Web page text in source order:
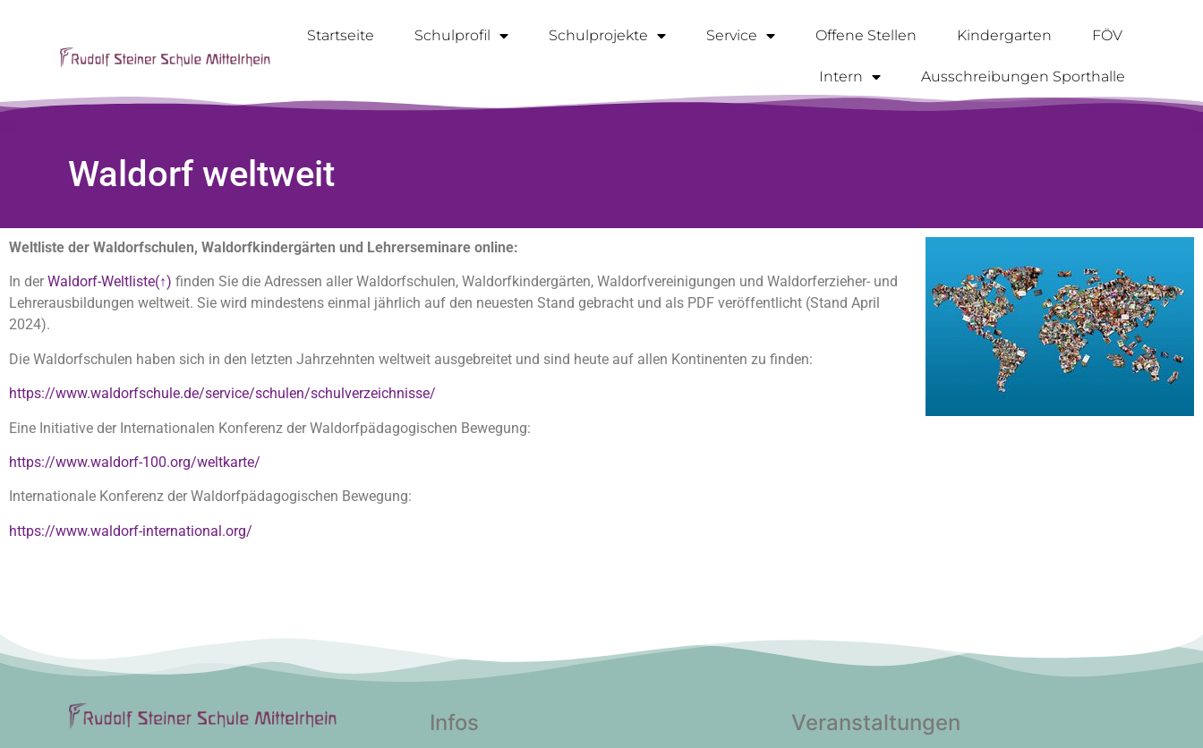
Startseite Schulprofil Schulprojekte Service Offene Stellen Kindergarten FÖV
Intern Ausschreibungen Sporthalle
Waldorf weltweit
Weltliste der Waldorfschulen, Waldorfkindergärten und Lehrerseminare online:
In der Waldorf-Weltliste(↑) finden Sie die Adressen aller Waldorfschulen, Waldorfkindergärten, Waldorfvereinigungen und Waldorferzieher- und
Lehrerausbildungen weltweit. Sie wird mindestens einmal jährlich auf den neuesten Stand gebracht und als PDF veröffentlicht (Stand April
2024).
Die Waldorfschulen haben sich in den letzten Jahrzehnten weltweit ausgebreitet und sind heute auf allen Kontinenten zu finden:
https://www.waldorfschule.de/service/schulen/schulverzeichnisse/
Eine Initiative der Internationalen Konferenz der Waldorfpädagogischen Bewegung:
https://www.waldorf-100.org/weltkarte/
Internationale Konferenz der Waldorfpädagogischen Bewegung:
https://www.waldorf-international.org/
Infos Veranstaltungen